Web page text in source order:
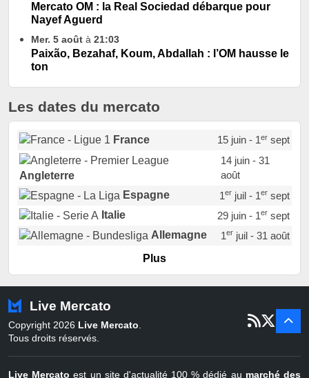
Mercato OM : la Real Sociedad débarque pour
Nayef Aguerd
Mer. 5 août à 21:03
Paixão, Bezahaf, Koum, Abdallah : l’OM hausse le
ton
Les dates du mercato
France 15 juin - 1ersept
Angleterre
14 juin - 31
août
Espagne
1erjuil - 1ersept
Italie
29 juin - 1ersept
Allemagne
1erjuil - 31 août
Portugal
Pays-Bas
22 juin - 2 sept
Belgique
juil - 31
Plus
Live Mercato
Copyright 2026 Live Mercato.
Tous droits réservés.
Live Mercato est un site d'actualité 100 % dédié au marché des